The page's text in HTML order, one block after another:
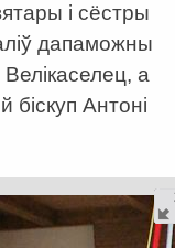
і сёстры
дапаможны
Велікаселец, а
біскуп Антоні